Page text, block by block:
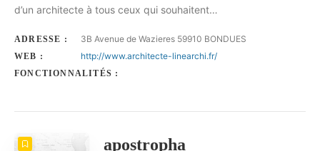
d’un architecte à tous ceux qui souhaitent…
ADRESSE : 3B Avenue de Wazieres 59910 BONDUES
WEB : http://www.architecte-linearchi.fr/
FONCTIONNALITÉS :
apostropha